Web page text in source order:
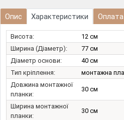
Опис Характеристики Оплата
Висота:
12 см
Ширина (Діаметр):
77 см
Діаметр основи:
40 см
Тип кріплення:
монтажна
Довжина монтажної
планки:
30 см
Ширина монтажної
планки:
30 см